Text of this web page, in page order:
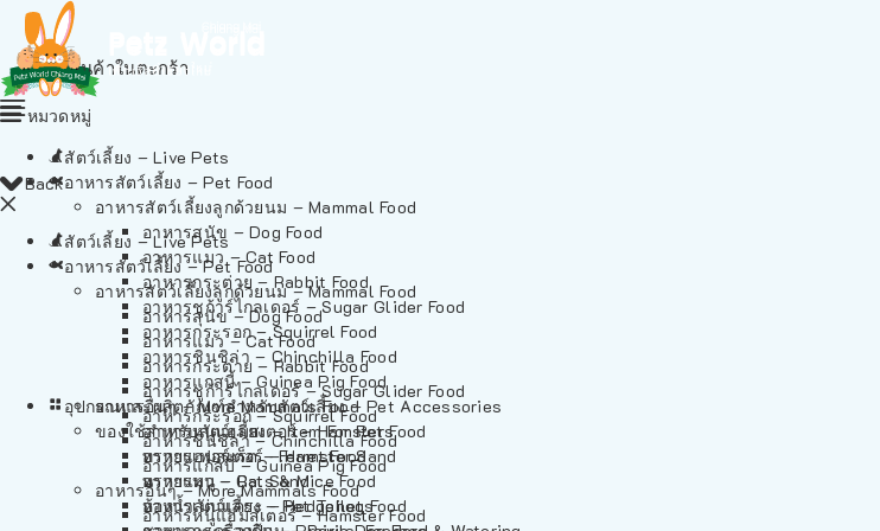
ไม่มีสินค้าในตะกร้า
Back
สัตว์เลี้ยง – Live Pets
อาหารสัตว์เลี้ยง – Pet Food
อาหารสัตว์เลี้ยงลูกด้วยนม – Mammal Food
อาหารสุนัข – Dog Food
อาหารแมว – Cat Food
อาหารกระต่าย – Rabbit Food
อาหารชูก้าร์ไกลเดอร์ – Sugar Glider Food
อาหารกระรอก – Squirrel Food
อาหารชินชิล่า – Chinchilla Food
อาหารแกสบี้ – Guinea Pig Food
อาหารอื่นๆ – More Mammals Food
อาหารหนูแฮมสเตอร์ – Hamster Food
หมวดหมู่
สัตว์เลี้ยง – Live Pets
อาหารสัตว์เลี้ยง – Pet Food
อาหารสัตว์เลี้ยงลูกด้วยนม – Mammal Food
อาหารสุนัข – Dog Food
อาหารแมว – Cat Food
อาหารกระต่าย – Rabbit Food
อาหารชูก้าร์ไกลเดอร์ – Sugar Glider Food
อาหารกระรอก – Squirrel Food
อาหารชินชิล่า – Chinchilla Food
อาหารแกสบี้ – Guinea Pig Food
อาหารอื่นๆ – More Mammals Food
อาหารหนูแฮมสเตอร์ – Hamster Food
อาหารเฟอร์เร็ต – Ferret Food
อาหารหนู – Rats & Mice Food
อาหารเม่นแคระ – Hedgehog Food
อุปกรณและผลิตภัณฑ์สำหรับสัตว์เลี้ยง – Pet Accessories
ของใช้สำหรับสัตว์เลี้ยง – Item For Pets
ทรายแฮมสเตอร์ – Hamster Sand
ทรายแมว – Cat Sand
ห้องน้ำสัตว์เลี้ยง – Pet Toilets